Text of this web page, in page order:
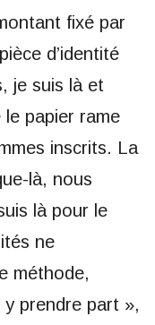
fixé par
d’identité
je suis là et
le papier rame
inscrits. La
là, nous
là pour le
ne
méthode,
prendre part »,